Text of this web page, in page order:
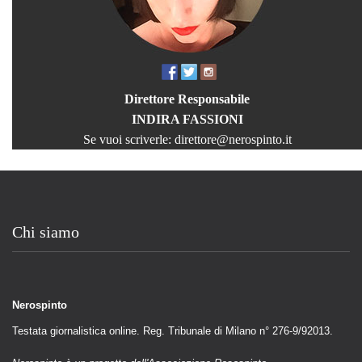
Direttore Responsabile
INDIRA FASSIONI
Se vuoi scriverle: direttore@nerospinto.it
Chi siamo
Nerospinto
Testata giornalistica online. Reg. Tribunale di Milano n° 276-9/92013.